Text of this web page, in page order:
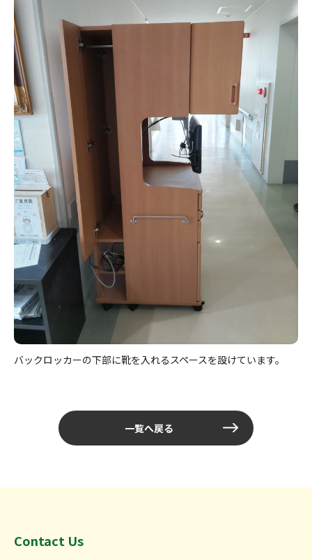
バックロッカーの下部に靴を入れるスペースを設けています。
一覧へ戻る
Contact Us